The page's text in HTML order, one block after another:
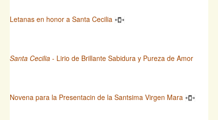
Letanas en honor a Santa Cecilia
Santa Cecilia - Lirio de Brillante Sabidura y Pureza de Amor
Novena para la Presentacin de la Santsima Virgen Mara